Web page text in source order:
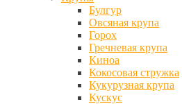
Булгур
Овсяная крупа
Горох
Гречневая крупа
Киноа
Кокосовая стружка
Кукурузная крупа
Кускус